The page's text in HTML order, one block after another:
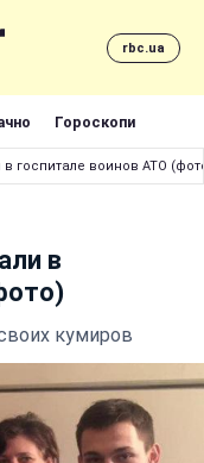
rbc.ua
Гороскопи
госпитале воинов АТО
в
кумиров